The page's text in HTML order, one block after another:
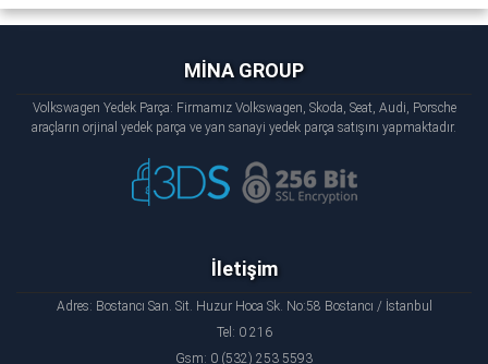
MİNA GROUP
Volkswagen Yedek Parça: Firmamız Volkswagen, Skoda, Seat, Audi, Porsche
araçların orjinal yedek parça ve yan sanayi yedek parça satışını yapmaktadır.
İletişim
Adres: Bostancı San. Sit. Huzur Hoca Sk. No:58 Bostancı / İstanbul
Tel: 0 216
Gsm: 0 (532) 253 5593